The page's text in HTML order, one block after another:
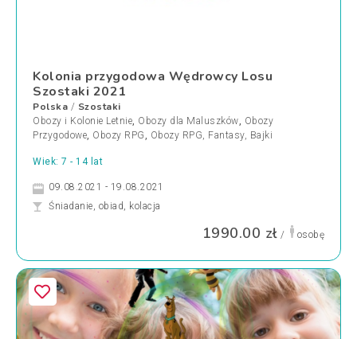
Kolonia przygodowa Wędrowcy Losu
Szostaki 2021
Polska / Szostaki
Obozy i Kolonie Letnie, Obozy dla Maluszków, Obozy
Przygodowe, Obozy RPG , Obozy RPG, Fantasy, Bajki
Wiek: 7 - 14 lat
09.08.2021 - 19.08.2021
Śniadanie, obiad, kolacja
1990.00 zł / osobę